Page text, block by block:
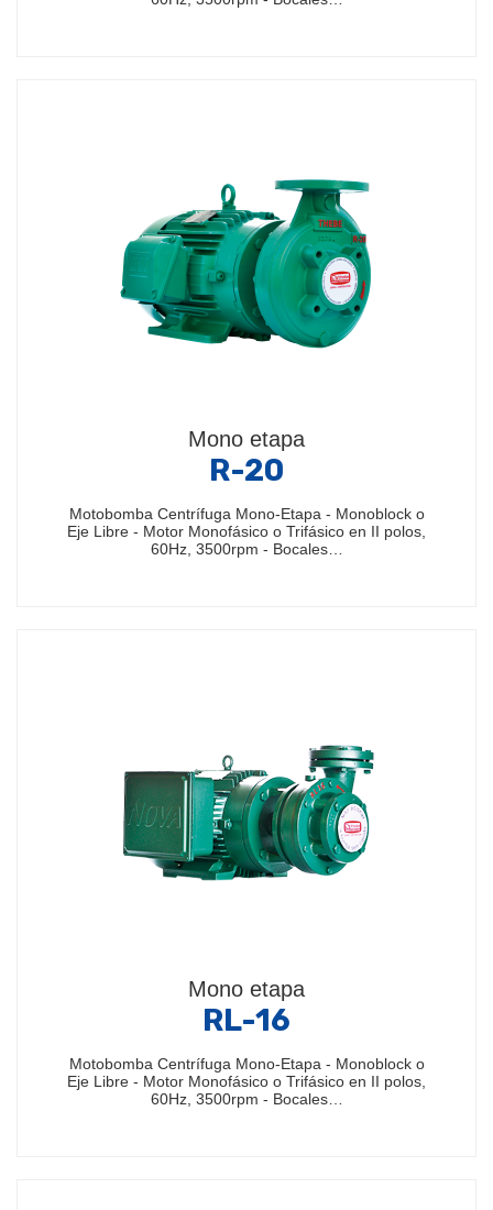
Mono etapa
R-20
Motobomba Centrífuga Mono-Etapa - Monoblock o
Eje Libre - Motor Monofásico o Trifásico en II polos,
60Hz, 3500rpm - Bocales…
Mono etapa
RL-16
Motobomba Centrífuga Mono-Etapa - Monoblock o
Eje Libre - Motor Monofásico o Trifásico en II polos,
60Hz, 3500rpm - Bocales…